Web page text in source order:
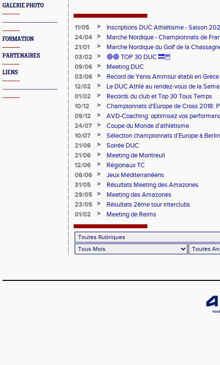
GALERIE PHOTO
----------------------------
FORMATION
PARTENAIRES
LIENS
----------------------------
11/05 >
Inscriptions DUC Athlétisme - Saison
24/04
>
Marche Nordique - Championnats de
21/01
>
Marche Nordique du Golf de la
03/02
>
🔴🔵 TOP 30 DUC 🔜🦉
09/06
>
Meeting DUC
03/06
>
Record de Yanis Ammour établi en Grèce
12/02
>
Le DUC Athlé au rendez-vous de la
Paralympique et du dispositif pilote "Jeux
01/02 >
Records du club et Top 30 Tous Temps
10/12
>
Championnats d'Europe de Cross 2018:
Argent
09/12 >
AVD-Coaching: optimisez vos
mentale!
24/07 >
Coupe du Monde d'athlétisme
10/07
>
Sélection championnats d'Europe à Berlin
21/06
>
Soirée DUC
21/06
>
Meeting de Montreuil
12/06
>
Régionaux TC
06/06
>
Jeux Méditerranéens
31/05
>
Résultats Meeting des Amazones
29/05
>
Meeting des Amazones
23/05
>
Résultats 2ème tour interclubs
01/02
> Meeting de Reims